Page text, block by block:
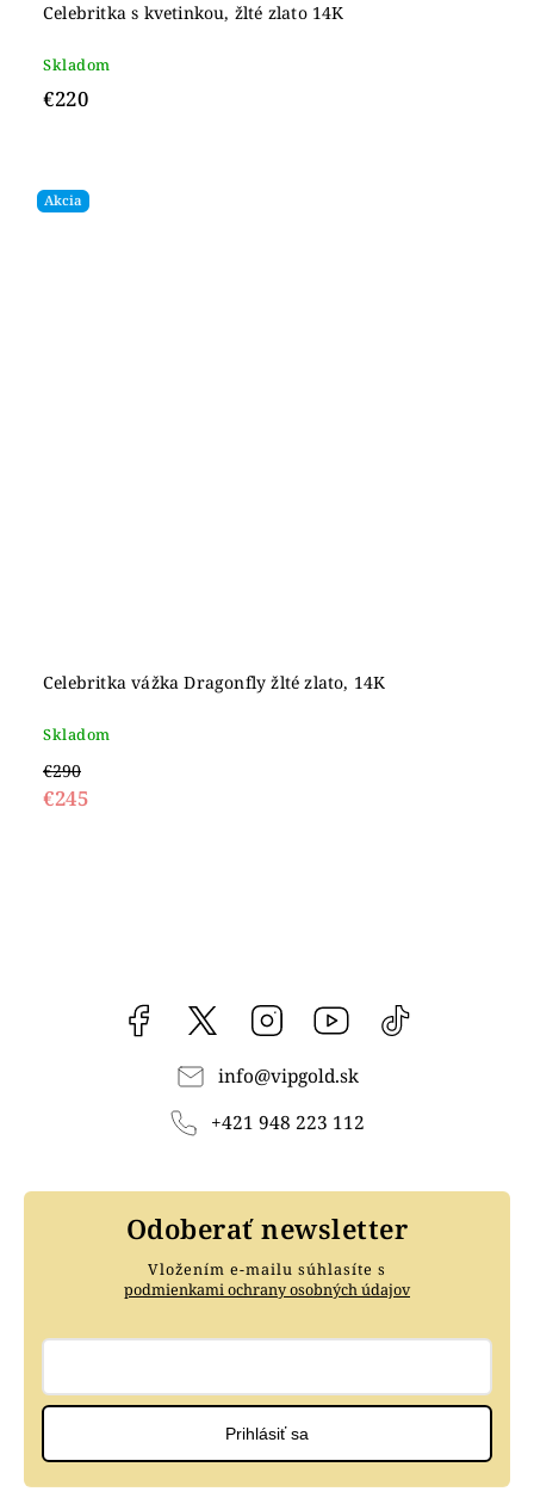
Celebritka s kvetinkou, žlté zlato 14K
Skladom
€220
Akcia
Celebritka vážka Dragonfly žlté zlato, 14K
Skladom
€290
€245
Facebook vipgoldsk Instagram YouTube
info@vipgold.sk
+421 948 223 112
Odoberať newsletter
Vložením e-mailu súhlasíte s
podmienkami ochrany osobných údajov
Prihlásiť sa